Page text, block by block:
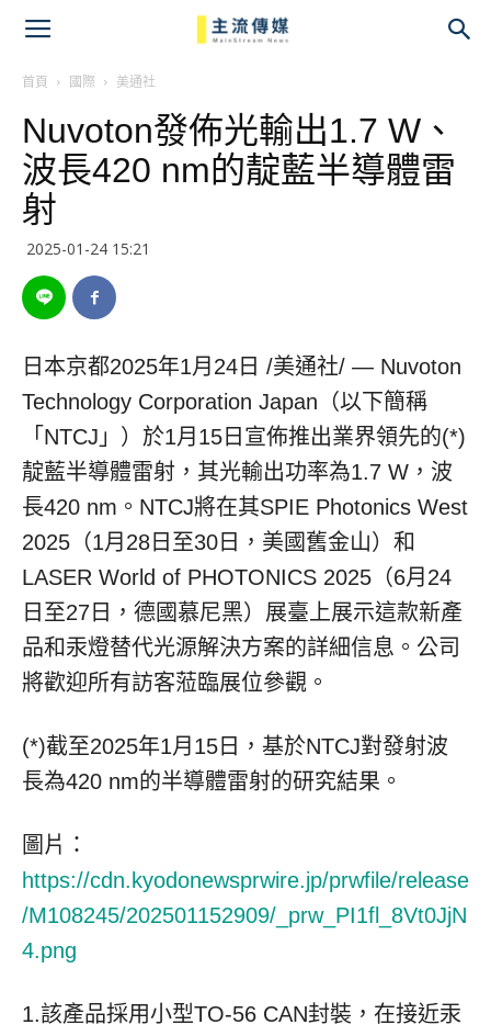
首頁 國際 美通社
Nuvoton發佈光輸出1.7 W、
波長420 nm的靛藍半導體雷
射
2025-01-24 15:21
日本京都2025年1月24日 /美通社/ — Nuvoton
Technology Corporation Japan（以下簡稱
「NTCJ」）於1月15日宣佈推出業界領先的(*)
靛藍半導體雷射，其光輸出功率為1.7 W，波
長420 nm。NTCJ將在其SPIE Photonics West
2025（1月28日至30日，美國舊金山）和
LASER World of PHOTONICS 2025（6月24
日至27日，德國慕尼黑）展臺上展示這款新產
品和汞燈替代光源解決方案的詳細信息。公司
將歡迎所有訪客蒞臨展位參觀。
(*)截至2025年1月15日，基於NTCJ對發射波
長為420 nm的半導體雷射的研究結果。
圖片：
https://cdn.kyodonewsprwire.jp/prwfile/release
/M108245/202501152909/_prw_PI1fl_8Vt0JjN
4.png
1.該產品採用小型TO-56 CAN封裝，在接近汞